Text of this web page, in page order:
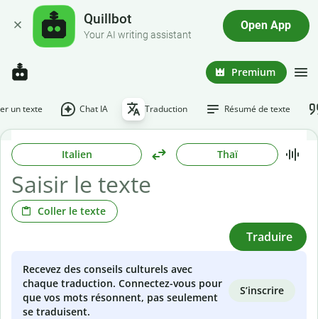
Quillbot
Your AI writing assistant
Open App
Premium
un texte Chat IA Traduction Résumé de texte
Italien Thaï
Coller le texte
Traduire
Recevez des conseils culturels avec
chaque traduction. Connectez-vous pour
que vos mots résonnent, pas seulement
se traduisent.
S’inscrire